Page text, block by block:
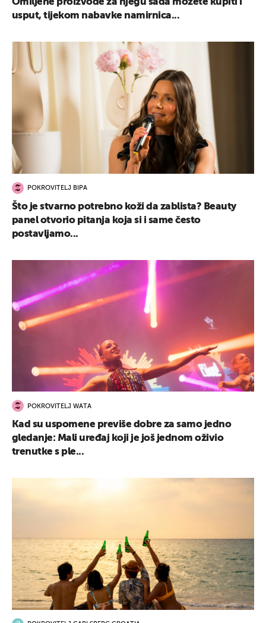
Omiljene proizvode za njegu sada možete kupiti i
usput, tijekom nabavke namirnica...
POKROVITELJ BIPA
Što je stvarno potrebno koži da zablista? Beauty
panel otvorio pitanja koja si i same često
postavljamo...
POKROVITELJ WATA
Kad su uspomene previše dobre za samo jedno
gledanje: Mali uređaj koji je još jednom oživio
trenutke s ple...